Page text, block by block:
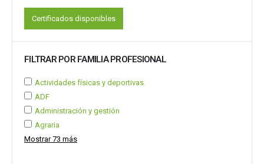
Certificados disponibles
FILTRAR POR FAMILIA PROFESIONAL
Actividades físicas y deportivas
ADF
Administración y gestión
Agraria
Mostrar 73 más